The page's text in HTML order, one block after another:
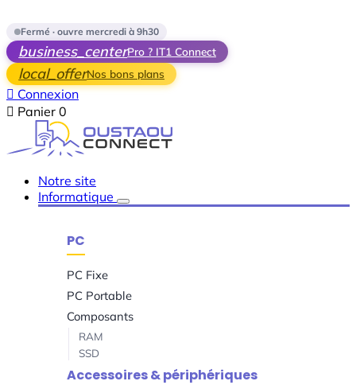
Fermé · ouvre mercredi à 9h30
business_centerPro ? IT1 Connect
local_offerNos bons plans
 Connexion
 Panier 0
Notre site
Informatique
PC
PC Fixe
PC Portable
Composants
RAM
SSD
Accessoires & périphériques